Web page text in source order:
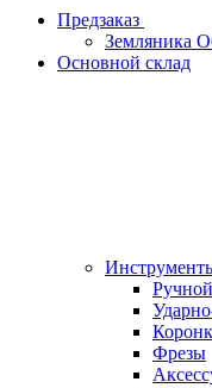
Предзаказ
Земляника
Основной склад
Фрезы